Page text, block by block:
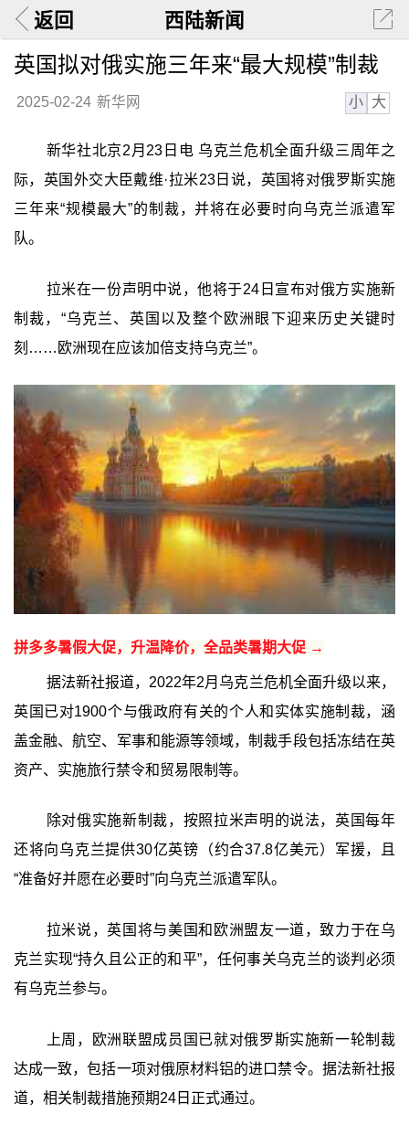
返回 西陆新闻
英国拟对俄实施三年来“最大规模”制裁
2025-02-24 新华网 小 大
新华社北京2月23日电 乌克兰危机全面升级三周年之
际，英国外交大臣戴维·拉米23日说，英国将对俄罗斯实施
三年来“规模最大”的制裁，并将在必要时向乌克兰派遣军
队。
拉米在一份声明中说，他将于24日宣布对俄方实施新
制裁，“乌克兰、英国以及整个欧洲眼下迎来历史关键时
刻……欧洲现在应该加倍支持乌克兰”。
拼多多暑假大促，升温降价，全品类暑期大促 →
据法新社报道，2022年2月乌克兰危机全面升级以来，
英国已对1900个与俄政府有关的个人和实体实施制裁，涵
盖金融、航空、军事和能源等领域，制裁手段包括冻结在英
资产、实施旅行禁令和贸易限制等。
除对俄实施新制裁，按照拉米声明的说法，英国每年
还将向乌克兰提供30亿英镑（约合37.8亿美元）军援，且
“准备好并愿在必要时”向乌克兰派遣军队。
拉米说，英国将与美国和欧洲盟友一道，致力于在乌
克兰实现“持久且公正的和平”，任何事关乌克兰的谈判必须
有乌克兰参与。
上周，欧洲联盟成员国已就对俄罗斯实施新一轮制裁
达成一致，包括一项对俄原材料铝的进口禁令。据法新社报
道，相关制裁措施预期24日正式通过。